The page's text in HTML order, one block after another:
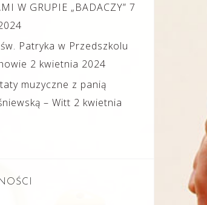
W GRUPIE „BADACZY” 7
Patryka w Przedszkolu
2 kwietnia 2024
muzyczne z panią
– Witt 2 kwietnia